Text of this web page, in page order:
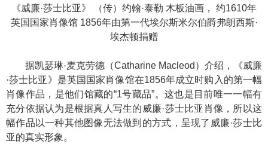
《威廉·莎士比亚》 （传）约翰·泰勒 木板油画， 约1610年
英国国家肖像馆 1856年由第一代埃尔斯米尔伯爵弗朗西斯·
埃杰顿捐赠
据凯瑟琳·麦克劳德（Catharine Macleod）介绍，《威廉
·莎士比亚》是英国国家肖像馆在1856年成立时购入的第一幅
肖像作品，是他们馆藏的“1号藏品”。这也是目前唯一一幅有
充分依据认为是根据真人写生的威廉·莎士比亚肖像，所以这
幅作品以一种其他图像无法做到的方式，呈现了威廉·莎士比
亚的真实形象。